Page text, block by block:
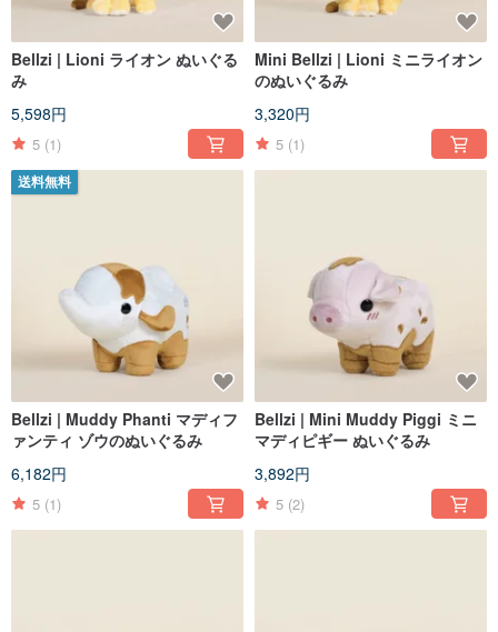
Bellzi | Lioni ライオン ぬいぐる
み
5,598円
5 (1)
Mini Bellzi | Lioni ミニライオン
のぬいぐるみ
3,320円
5 (1)
送料無料
Bellzi | Muddy Phanti マディフ
ァンティ ゾウのぬいぐるみ
6,182円
5 (1)
Bellzi | Mini Muddy Piggi ミニ
マディピギー ぬいぐるみ
3,892円
5 (2)